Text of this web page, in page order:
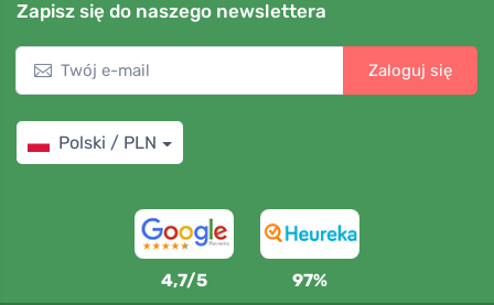
Zapisz się do naszego newslettera
Zaloguj się
Polski / PLN
4,7/5 97%